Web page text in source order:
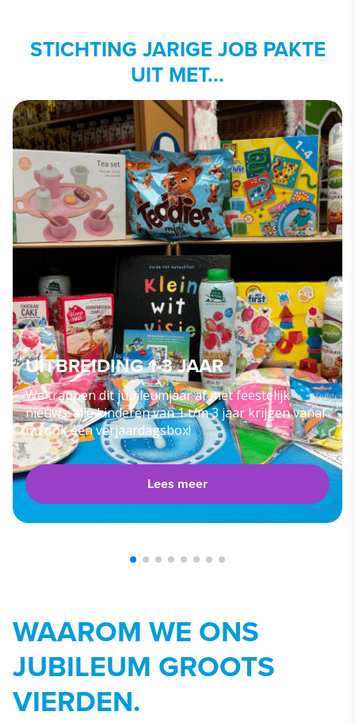
STICHTING JARIGE JOB PAKTE
UIT MET...
UITBREIDING 1-3 JAAR
We trappen dit jubileumjaar af met feestelijk
nieuws: alle kinderen van 1 t/m 3 jaar krijgen vanaf
nu ook een verjaardagsbox!
Lees meer
WAAROM WE ONS
JUBILEUM GROOTS
VIERDEN.